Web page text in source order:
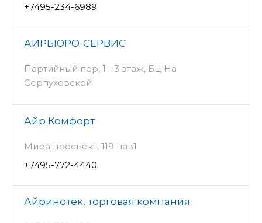
+7495-234-6989
АИРБЮРО-СЕРВИС
Партийный пер, 1 - 3 этаж, БЦ На
Серпуховской
Айр Комфорт
Мира проспект, 119 пав1
+7495-772-4440
Айринотек, торговая компания